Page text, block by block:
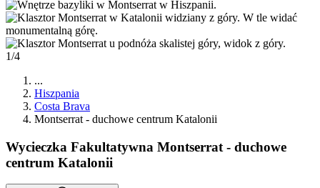
1/4
...
Hiszpania
Costa Brava
Montserrat - duchowe centrum Katalonii
Wycieczka Fakultatywna Montserrat - duchowe
centrum Katalonii